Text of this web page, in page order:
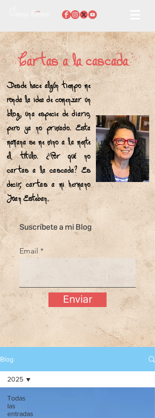
Cartas a la cascada
Desde hace algún tiempo me
ronda la idea de comenzar un
blog, una especie de diario,
pero ya no privado. Esta
mañana se me vino a la mente
el título. ¿Por qué no
cartas a la cascada? Es
decir, cartas a mi hermano
Juan Esteban.
Suscríbete a mi Blog
Email
Enviar
Blog
Todas
las
entradas
2025